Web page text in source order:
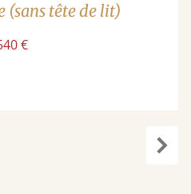
tête de lit)
€